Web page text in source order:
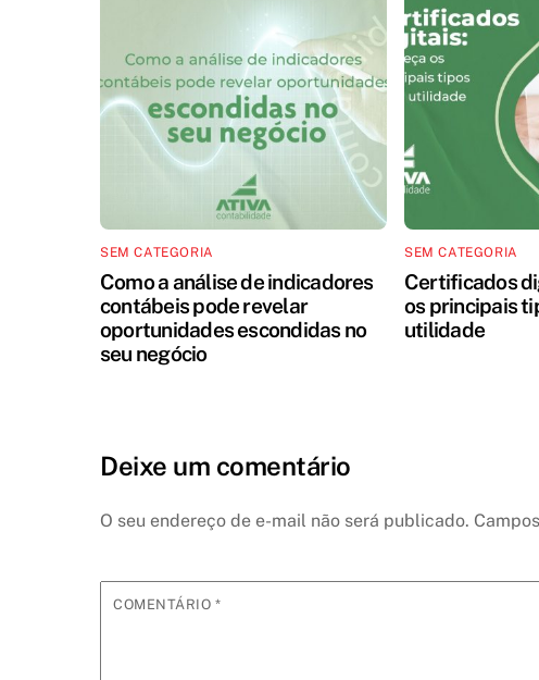
SEM CATEGORIA
Como a análise de indicadores
contábeis pode revelar
oportunidades escondidas no
seu negócio
SEM CATEGORIA
Certificados
os principais
utilidade
Deixe um comentário
O seu endereço de e-mail não será publicado.
COMENTÁRIO *